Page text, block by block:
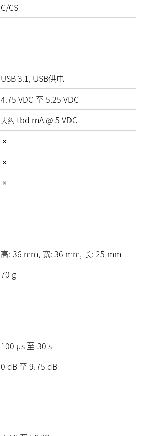
C/CS
USB 3.1, USB供电
4.75 VDC 至 5.25 VDC
大约 tbd mA@ 5 VDC
高: 36 mm, 宽: 36 mm, 长: 25 mm
70 g
100 µs 至 30 s
0 dB 至 9.75 dB